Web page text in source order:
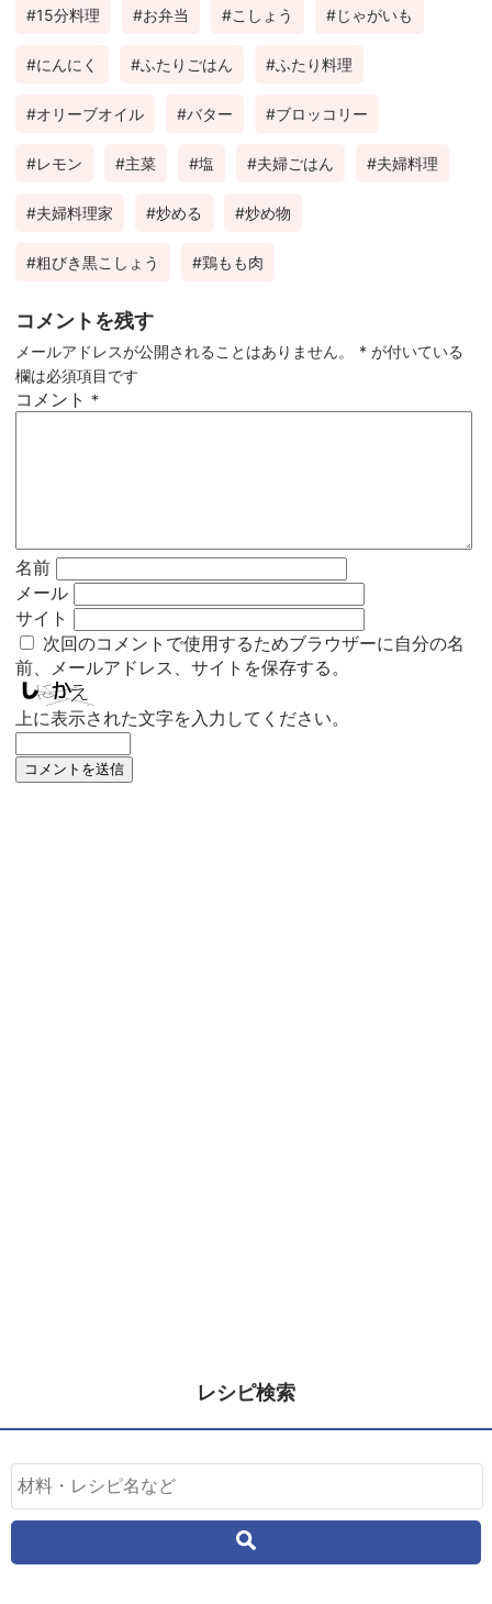
ok
est
15分料理 お弁当 こしょう じゃがいも
にんにく ふたりごはん ふたり料理
オリーブオイル バター ブロッコリー
レモン 主菜 塩 夫婦ごはん 夫婦料理
夫婦料理家 炒める 炒め物
粗びき黒こしょう 鶏もも肉
コメントを残す
メールアドレスが公開されることはありません。 * が付いている
欄は必須項目です
コメント *
名前
メール
サイト
次回のコメントで使用するためブラウザーに自分の名
前、メールアドレス、サイトを保存する。
上に表示された文字を入力してください。
レシピ検索